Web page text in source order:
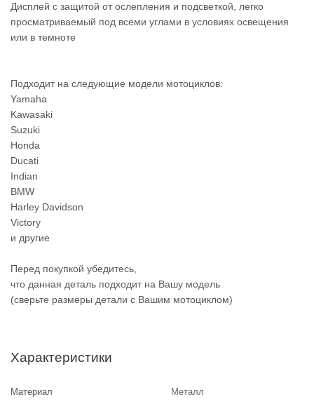
Дисплей с защитой от ослепления и подсветкой, легко
просматриваемый под всеми углами в условиях освещения
или в темноте
Подходит на следующие модели мотоциклов:
Yamaha
Kawasaki
Suzuki
Honda
Ducati
Indian
BMW
Harley Davidson
Victory
и другие
Перед покупкой убедитесь,
что данная деталь подходит на Вашу модель
(сверьте размеры детали с Вашим мотоциклом)
Характеристики
Материал
Металл